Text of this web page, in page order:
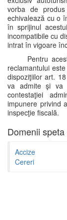
vorba de
echivalează cu o
în sprijinul
incompatibile cu
intrat în vigoare
Pentru
reclamantului
dispoziţiilor art.
va admite şi va
contestaţiei
impunere privind
inspecţie fiscală.
Domenii speta
Accize
Cereri